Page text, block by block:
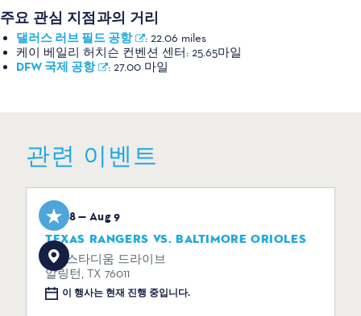
주요 관심 지점과의 거리
댈러스 러브 필드 공항 : 22.06 miles
케이 베일리 허치슨 컨벤션 센터: 25.65마일
DFW 국제 공항 : 27.00 마일
관련 이벤트
Aug 8 — Aug 9
TEXAS RANGERS VS. BALTIMORE ORIOLES
734 스타디움 드라이브
알링턴, TX 76011
이 행사는 현재 진행 중입니다.